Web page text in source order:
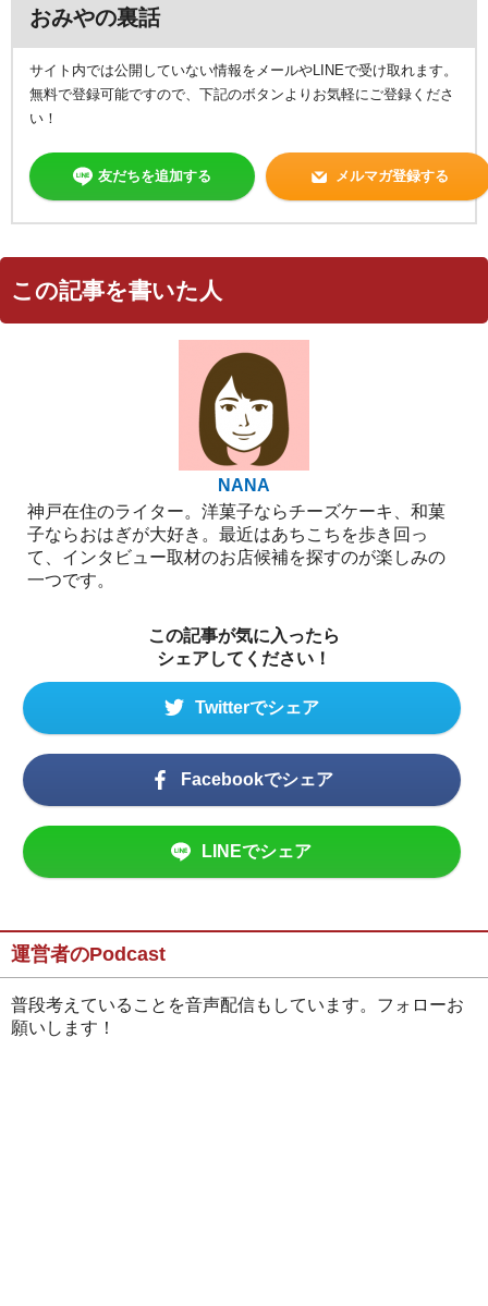
おみやの裏話
サイト内では公開していない情報をメールやLINEで受け取れます。
無料で登録可能ですので、下記のボタンよりお気軽にご登録くださ
い！
友だちを追加する メルマガ登録する
この記事を書いた人
NANA
神戸在住のライター。洋菓子ならチーズケーキ、和菓
子ならおはぎが大好き。最近はあちこちを歩き回っ
て、インタビュー取材のお店候補を探すのが楽しみの
一つです。
この記事が気に入ったら
シェアしてください！
Twitterでシェア
Facebookでシェア
LINEでシェア
運営者のPodcast
普段考えていることを音声配信もしています。フォローお
願いします！